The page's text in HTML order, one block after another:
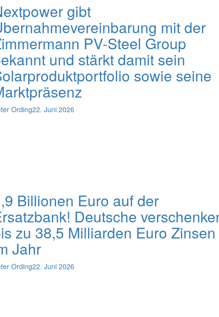
gibt
mit der
PV-Steel Group
und stärkt damit sein
sowie seine
Ording22. Juni 2026
Billionen Euro auf der
Deutsche
zu 38,5 Milliarden Euro Zinsen
Jahr
Ording22. Juni 2026